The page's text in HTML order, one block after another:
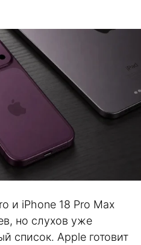
и iPhone 18 Pro Max
но слухов уже
список. Apple готовит